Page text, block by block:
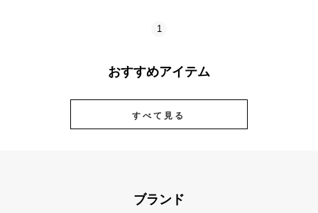
1
おすすめアイテム
すべて見る
ブランド